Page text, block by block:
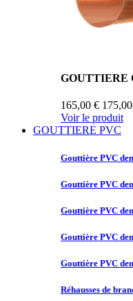
GOUTTIERE
165,00 €
Voir le produit
GOUTTIERE PVC
Gouttière PVC
Gouttière PVC
Gouttière PVC
Gouttière PVC
Gouttière PVC
Réhausses de